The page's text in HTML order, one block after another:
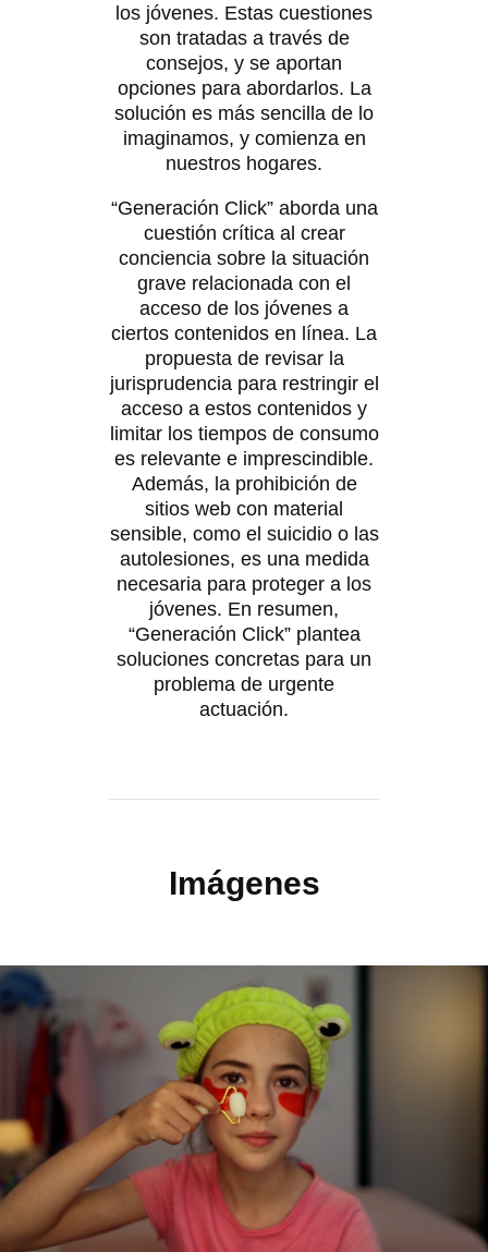
los jóvenes. Estas cuestiones
son tratadas a través de
consejos, y se aportan
opciones para abordarlos. La
solución es más sencilla de lo
imaginamos, y comienza en
nuestros hogares.
“Generación Click” aborda una
cuestión crítica al crear
conciencia sobre la situación
grave relacionada con el
acceso de los jóvenes a
ciertos contenidos en línea. La
propuesta de revisar la
jurisprudencia para restringir el
acceso a estos contenidos y
limitar los tiempos de consumo
es relevante e imprescindible.
Además, la prohibición de
sitios web con material
sensible, como el suicidio o las
autolesiones, es una medida
necesaria para proteger a los
jóvenes. En resumen,
“Generación Click” plantea
soluciones concretas para un
problema de urgente
actuación.
Imágenes